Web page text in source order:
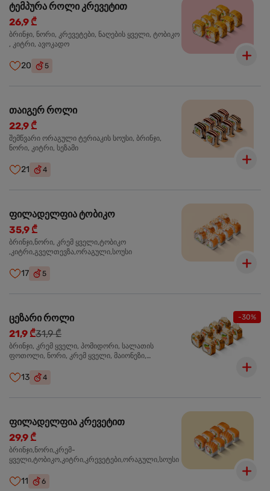
ტემპურა როლი კრევეტით
26,9 ₾
ბრინჯი, ნორი, კრევეტები, ნაღების ყველი, ტობიკო
, კიტრი, ავოკადო
20 5
თაიგერ როლი
22,9 ₾
შემწვარი ორაგული ტერიაკის სოუსი, ბრინჯი,
ნორი, კიტრი, სეზამი
21 4
ფილადელფია ტობიკო
35,9 ₾
ბრინჯი,ნორი, კრემ ყველი,ტობიკო
,კიტრი,გველთევზა,ორაგული,სოუსი
17 5
-30%
ცეზარი როლი
21,9 ₾31,9 ₾
ბრინჯი, კრემ ყველი, პომიდორი, სალათის
ფოთოლი, ნორი, კრემ ყველი, მაიონეზი,
შებოლილი ქათმის ფილე
13 4
ფილადელფია კრევეტით
29,9 ₾
ბრინჯი,ნორი,კრემ-
ყველი,ტობიკო,კიტრი,კრევეტები,ორაგული,სოუსი
11 6